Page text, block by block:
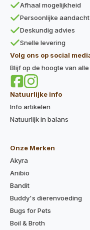
Afhaal mogelijkheid
Persoonlijke aandacht
Deskundig advies
Snelle levering
Volg ons op social
Blijf op de hoogte van
Natuurlijke info
Info artikelen
Natuurlijk in balans
Onze Merken
Akyra
Anibio
Bandit
Buddy's dierenvoeding
Bugs for Pets
Boil & Broth